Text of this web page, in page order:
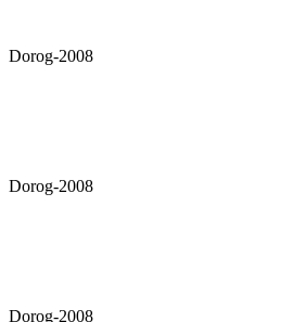
Dorog-2008
Dorog-2008
Dorog-2008